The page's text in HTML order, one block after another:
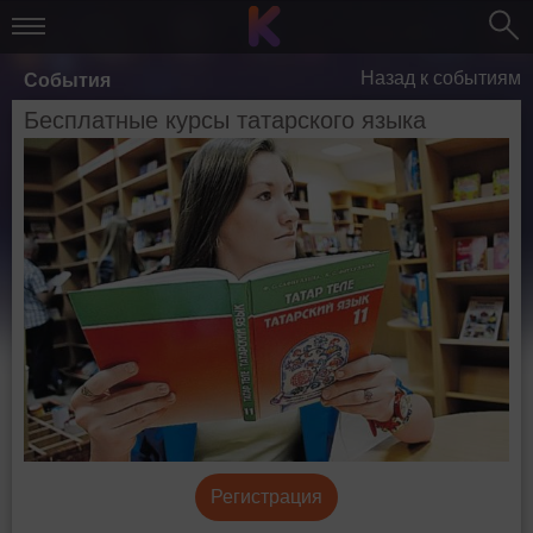
События Назад к событиям
Бесплатные курсы татарского языка
Регистрация